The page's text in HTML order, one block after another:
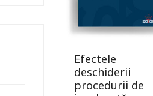
Efectele
deschiderii
procedurii de